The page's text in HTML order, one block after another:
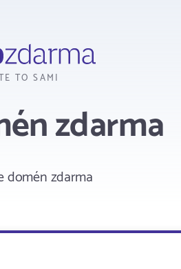
TO SAMI
zdarma
zdarma